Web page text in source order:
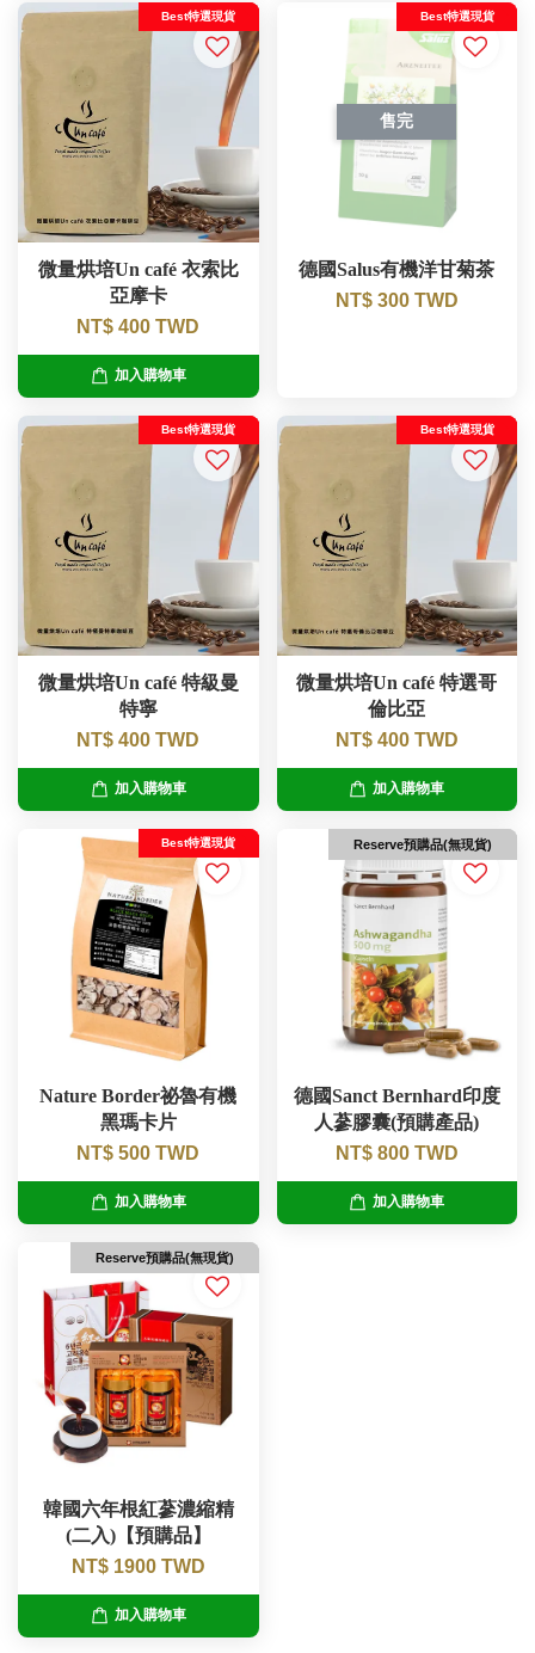
Best特選現貨
微量烘培Un café 衣索比
亞摩卡
NT$ 400 TWD
加入購物車
售完
Best特選現貨
德國Salus有機洋甘菊茶
NT$ 300 TWD
Best特選現貨
微量烘培Un café 特級曼
特寧
NT$ 400 TWD
加入購物車
Best特選現貨
微量烘培Un café 特選哥
倫比亞
NT$ 400 TWD
加入購物車
Best特選現貨
Nature Border祕魯有機
黑瑪卡片
NT$ 500 TWD
加入購物車
Reserve預購品(無現貨)
德國Sanct Bernhard印度
人蔘膠囊(預購產品)
NT$ 800 TWD
加入購物車
Reserve預購品(無現貨)
韓國六年根紅蔘濃縮精
(二入)【預購品】
NT$ 1900 TWD
加入購物車